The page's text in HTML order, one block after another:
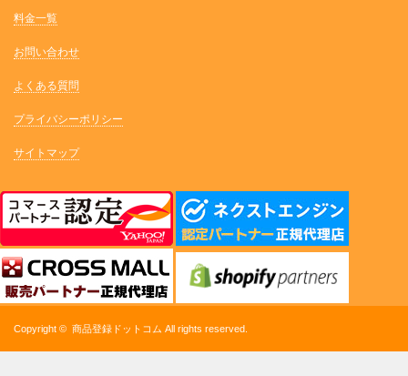
料金一覧
お問い合わせ
よくある質問
プライバシーポリシー
サイトマップ
Copyright © 商品登録ドットコム All rights reserved.